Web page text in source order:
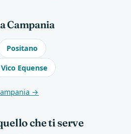
Campania
Positano
Vico Equense
→
che ti serve